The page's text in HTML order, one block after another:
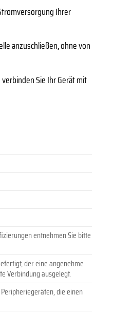
Ihrer
anzuschließen, ohne von
Sie Ihr Gerät mit
entnehmen Sie bitte
der eine angenehme
Verbindung ausgelegt.
die einen